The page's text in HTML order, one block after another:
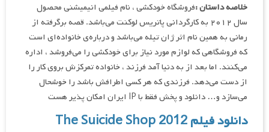
خلاصه داستان :فروشگاه خودکشی ، نام فیلمی انیمیشنی محصول
سال ۲۰۱۲ به کارگردانی پاتریس لوکنت می‌باشد. قصه برگرفته از
رمانی به همین نام اثر ژان تیله می‌باشد و درباره‌ی خانواده‌ای است
که فروشگاهی که لوازم مورد نیاز برای خودکشی را می‌فروشد ، اداره
می‌کنند. اما بعد از به دنیا آمد فرزند ، خانواده تمرکزش بروی کار را
از دست می‌دهد. فرزندی که هر کسی اطرافش باشد را خوشحال
می‌سازد و… دانلود و پخش فقط با IP ایران امکان پذیر هست
دانلود فیلم The Suicide Shop 2012